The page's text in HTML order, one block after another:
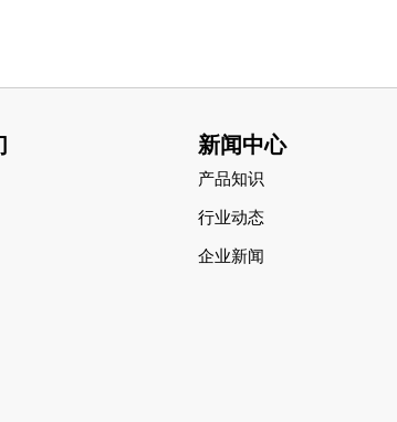
新闻中心
产品知识
行业动态
企业新闻